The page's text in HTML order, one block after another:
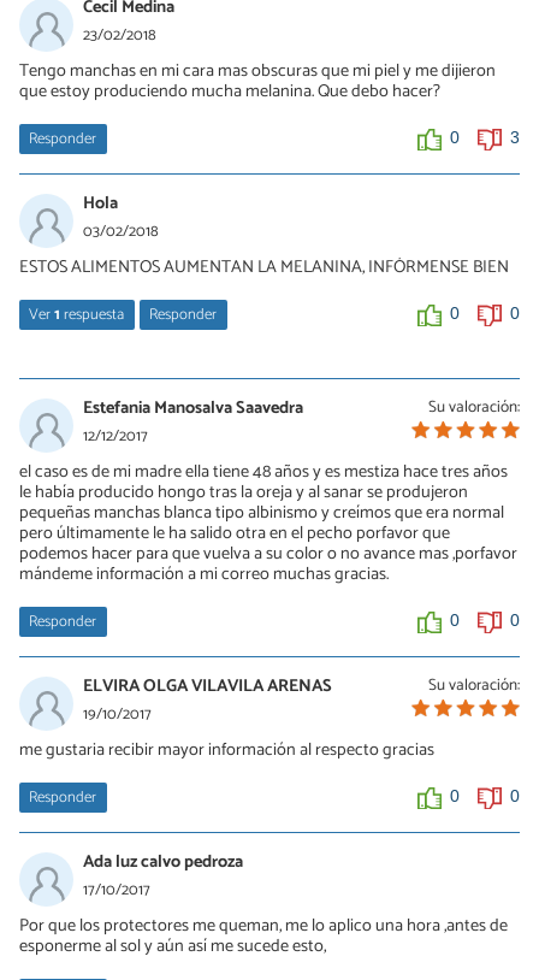
VICTORIA YANINEE
21/07/2019
lumafirm
0 0
Cecil Medina
23/02/2018
Tengo manchas en mi cara mas obscuras que mi piel y me dijieron
que estoy produciendo mucha melanina. Que debo hacer?
Responder 0 3
Hola
03/02/2018
ESTOS ALIMENTOS AUMENTAN LA MELANINA, INFÓRMENSE BIEN
Ver1respuesta Responder 0 0
20/08/2020
En serio, como cuales....
0
Su valoración:
Estefania Manosalva Saavedra
12/12/2017
el caso es de mi madre ella tiene 48 años y es mestiza hace tres años
le había producido hongo tras la oreja y al sanar se produjeron
pequeñas manchas blanca tipo albinismo y creímos que era normal
pero últimamente le ha salido otra en el pecho porfavor que
podemos hacer para que vuelva a su color o no avance mas ,porfavor
mándeme información a mi correo muchas gracias.
Responder 0 0
Su valoración:
ELVIRA OLGA VILAVILA ARENAS
19/10/2017
me gustaria recibir mayor información al respecto gracias
Responder 0 0
Ada luz calvo pedroza
17/10/2017
Por que los protectores me queman, me lo aplico una hora ,antes de
esponerme al sol y aún así me sucede esto,